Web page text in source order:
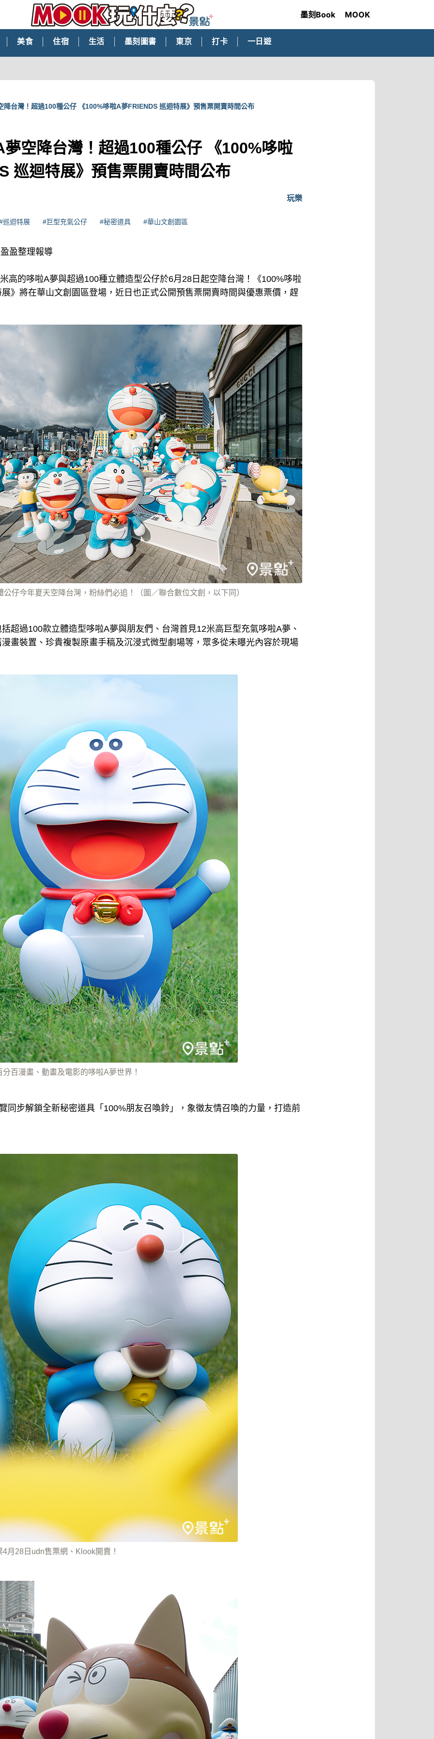
墨刻Book MOOK
美食 住宿 生活 墨刻圖書 東京 打卡 一日遊
降台灣！超過100種公仔 《100%哆啦A夢FRIENDS 巡迴特展》預售票開賣時間公布
空降台灣！超過100種公仔 《100%哆啦
巡迴特展》預售票開賣時間公布
玩樂
巡迴特展 #巨型充氣公仔 #秘密道具 #華山文創園區
盈整理報導
高的哆啦A夢與超過100種立體造型公仔於6月28日起空降台灣！《100%哆啦
》將在華山文創園區登場，近日也正式公開預售票開賣時間與優惠票價，趕
仔今年夏天空降台灣，粉絲們必追！（圖／聯合數位文創，以下同）
超過100款立體造型哆啦A夢與朋友們、台灣首見12米高巨型充氣哆啦A夢、
畫裝置、珍貴複製原畫手稿及沉浸式微型劇場等，眾多從未曝光內容於現場
分百漫畫、動畫及電影的哆啦A夢世界！
同步解鎖全新秘密道具「100%朋友召喚鈴」，象徵友情召喚的力量，打造前
4月28日udn售票網、Klook開賣！